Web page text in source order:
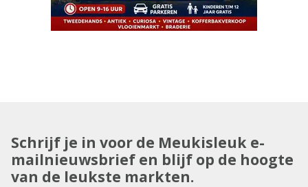
Schrijf je in voor de Meukisleuk e-
mailnieuwsbrief en blijf op de hoogte
van de leukste markten.